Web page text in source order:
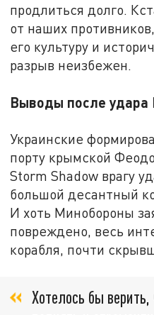
продлиться долго.
от наших
его культуру и
разрыв неизбежен.
Выводы после
Украинские
порту крымской
Storm Shadow врагу
большой десантный
И хоть Минобороны
повреждено, весь
корабля, почти
Хотелось бы